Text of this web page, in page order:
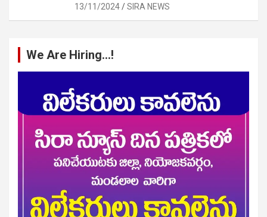
13/11/2024 SIRA NEWS
We Are Hiring…!